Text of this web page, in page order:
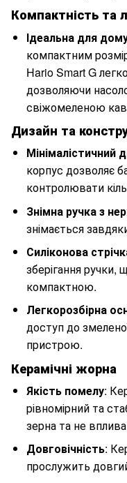
Компактність та
Ідеальна для
компактним
Hario Smart G
дозволяючи
свіжомеленою
Дизайн та
Мінімалістичний
корпус дозволяє
контролювати
Знімна ручка з
знімається
Силіконова
зберігання
компактною.
Легкорозбірна
доступ до
пристрою.
Керамічні жорна
Якість помелу:
рівномірний та
зерна та не
Довговічність:
прослужить